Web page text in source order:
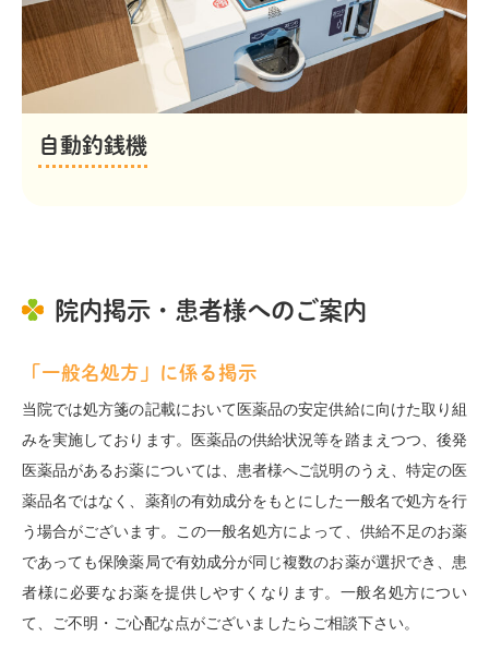
自動釣銭機
院内掲示・患者様へのご案内
「一般名処方」に係る掲示
当院では処方箋の記載において医薬品の安定供給に向けた取り組
みを実施しております。医薬品の供給状況等を踏まえつつ、後発
医薬品があるお薬については、患者様へご説明のうえ、特定の医
薬品名ではなく、薬剤の有効成分をもとにした一般名で処方を行
う場合がございます。この一般名処方によって、供給不足のお薬
であっても保険薬局で有効成分が同じ複数のお薬が選択でき、患
者様に必要なお薬を提供しやすくなります。一般名処方につい
て、ご不明・ご心配な点がございましたらご相談下さい。